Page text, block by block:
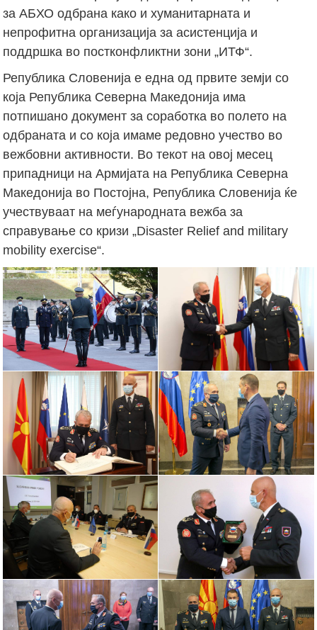
за АБХО одбрана како и хуманитарната и
непрофитна организација за асистенција и
поддршка во постконфликтни зони „ИТФ“.
Република Словенија е една од првите земји со
која Република Северна Македонија има
потпишано документ за соработка во полето на
одбраната и со која имаме редовно учество во
вежбовни активности. Во текот на овој месец
припадници на Армијата на Република Северна
Македонија во Постојна, Република Словенија ќе
учествуваат на меѓународната вежба за
справување со кризи „Disaster Relief and military
mobility exercise“.